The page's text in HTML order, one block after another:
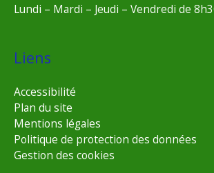
Lundi – Mardi – Jeudi – Vendredi de
Liens
Accessibilité
Plan du site
Mentions légales
Politique de protection des données
Gestion des cookies